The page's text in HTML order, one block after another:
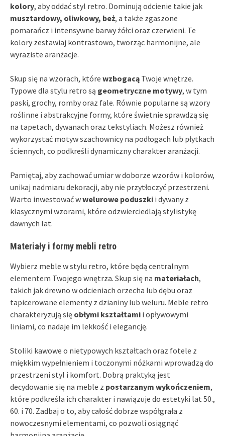
kolory, aby oddać styl retro. Dominują odcienie takie jak
musztardowy, oliwkowy, beż, a także zgaszone
pomarańcz i intensywne barwy żółci oraz czerwieni. Te
kolory zestawiaj kontrastowo, tworząc harmonijne, ale
wyraziste aranżacje.
Skup się na wzorach, które wzbogacą Twoje wnętrze.
Typowe dla stylu retro są geometryczne motywy, w tym
paski, grochy, romby oraz fale. Równie popularne są wzory
roślinne i abstrakcyjne formy, które świetnie sprawdzą się
na tapetach, dywanach oraz tekstyliach. Możesz również
wykorzystać motyw szachownicy na podłogach lub płytkach
ściennych, co podkreśli dynamiczny charakter aranżacji.
Pamiętaj, aby zachować umiar w doborze wzorów i kolorów,
unikaj nadmiaru dekoracji, aby nie przytłoczyć przestrzeni.
Warto inwestować wwelurowe poduszki i dywany z
klasycznymi wzorami, które odzwierciedlają stylistykę
dawnych lat.
Materiały i formy mebli retro
Wybierz meble w stylu retro, które będą centralnym
elementem Twojego wnętrza. Skup się na materiałach,
takich jak drewno w odcieniach orzecha lub dębu oraz
tapicerowane elementy z dzianiny lub weluru. Meble retro
charakteryzują się obłymi kształtami i opływowymi
liniami, co nadaje im lekkość i elegancję.
Stoliki kawowe o nietypowych kształtach oraz fotele z
miękkim wypełnieniem i toczonymi nóżkami wprowadzą do
przestrzeni styl i komfort. Dobrą praktyką jest
decydowanie się na meble z postarzanym wykończeniem,
które podkreśla ich charakter i nawiązuje do estetyki lat 50.,
60. i 70. Zadbaj o to, aby całość dobrze współgrała z
nowoczesnymi elementami, co pozwoli osiągnąć